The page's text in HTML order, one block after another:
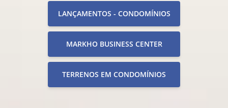
LANÇAMENTOS - CONDOMÍNIOS
MARKHO BUSINESS CENTER
TERRENOS EM CONDOMÍNIOS